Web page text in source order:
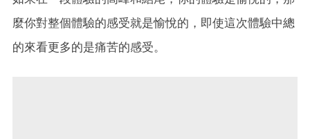
麼你對整個體驗的感受就是愉悅的，即使這次體驗中總
的來看更多的是痛苦的感受。